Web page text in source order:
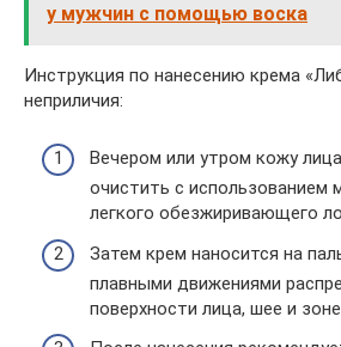
у мужчин с помощью воска
Инструкция по нанесению крема
неприличия:
Вечером или утром кожу
очистить с использованием
легкого обезжиривающего
Затем крем наносится на
плавными движениями
поверхности лица, шее и